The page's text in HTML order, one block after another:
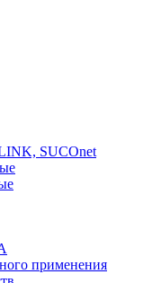
SUCOnet
применения